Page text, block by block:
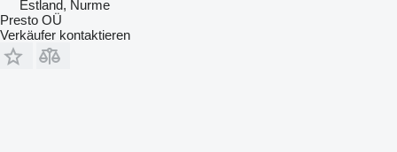
Estland, Nurme
Presto OÜ
Verkäufer kontaktieren